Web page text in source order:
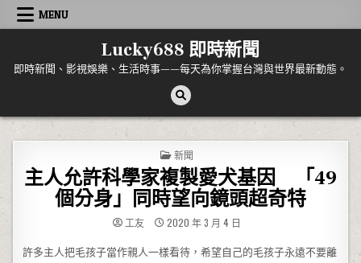
Skip to content
MENU
Lucky688 即時新聞
即時新聞、影視娛樂、生活時事——每天為你掌握台灣與世界最新動態。
POSTED IN
新聞
主人允許科學家複製愛犬基因 「49
個分身」同時望向鏡頭超奇特
工友 2020 年 3 月 4 日
許多主人把毛孩子當作親人一樣看待，希望自己的毛孩子永遠不要離